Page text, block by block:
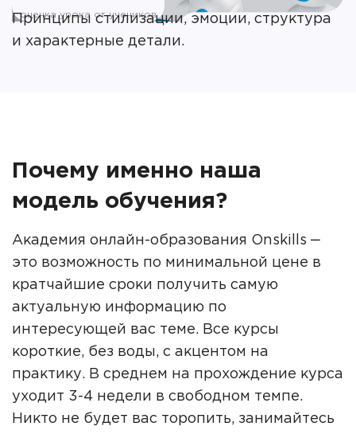
оценка урока от учеников
Принципы стилизации, эмоции, структура
и характерные детали.
Почему именно наша
модель обучения?
Академия онлайн-образования Onskills ‒
это возможность по минимальной цене в
кратчайшие сроки получить самую
актуальную информацию по
интересующей вас теме. Все курсы
короткие, без воды, с акцентом на
практику. В среднем на прохождение курса
уходит 3-4 недели в свободном темпе.
Никто не будет вас торопить, занимайтесь